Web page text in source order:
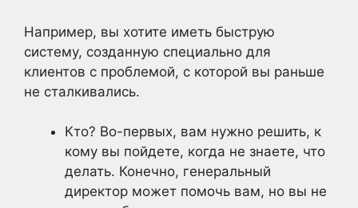
Например, вы хотите иметь быструю
систему, созданную специально для
клиентов с проблемой, с которой вы раньше
не сталкивались.
Кто? Во-первых, вам нужно решить, к
кому вы пойдете, когда не знаете, что
делать. Конечно, генеральный
директор может помочь вам, но вы не